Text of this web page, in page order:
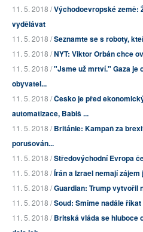
11. 5. 2018 /Východoevropské země:
vydělávat
11. 5. 2018 /Seznamte se s roboty,
11. 5. 2018 /NYT: Viktor Orbán chce
11. 5. 2018 /"Jsme už mrtví." Gaza je
obyvatel...
11. 5. 2018 /Česko je před
automatizace, Babiš ...
11. 5. 2018 /Británie: Kampaň za
porušován...
11. 5. 2018 /Středovýchodní Evropa
11. 5. 2018 /Írán a Izrael nemají
11. 5. 2018 /Guardian: Trump vytvořil
11. 5. 2018 /Soud: Smíme nadále
11. 5. 2018 /Britská vláda se hluboce